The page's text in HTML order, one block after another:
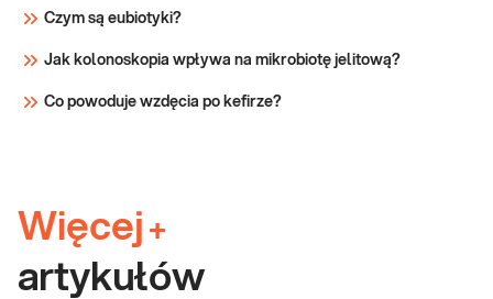
Czym są eubiotyki?
Jak kolonoskopia wpływa na mikrobiotę jelitową?
Co powoduje wzdęcia po kefirze?
Więcej +
artykułów